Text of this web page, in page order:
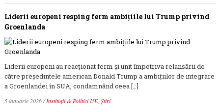
Liderii europeni resping ferm ambițiile lui Trump privind
Groenlanda
Liderii europeni au reacționat ferm și unit împotriva relansării de
către președintele american Donald Trump a ambițiilor de integrare
a Groenlandei în SUA, condamnând ceea […]
5 ianuarie 2026/Instituții & Politici UE, Știri